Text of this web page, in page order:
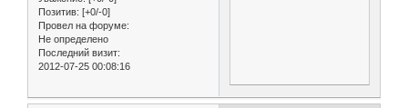
Позитив: [+0/-0]
Провел на форуме:
Не определено
Последний визит:
2012-07-25 00:08:16